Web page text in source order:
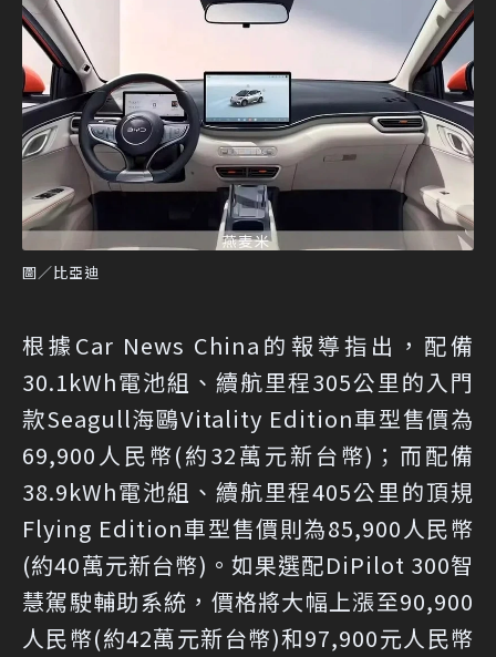
圖／比亞迪
根據Car News China的報導指出，配備
30.1kWh電池組、續航里程305公里的入門
款Seagull海鷗Vitality Edition車型售價為
69,900人民幣(約32萬元新台幣)；而配備
38.9kWh電池組、續航里程405公里的頂規
Flying Edition車型售價則為85,900人民幣
(約40萬元新台幣)。如果選配DiPilot 300智
慧駕駛輔助系統，價格將大幅上漲至90,900
人民幣(約42萬元新台幣)和97,900元人民幣